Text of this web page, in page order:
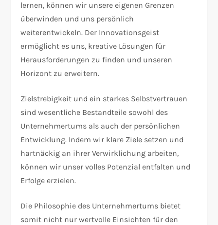
lernen, können wir unsere eigenen Grenzen
überwinden und uns persönlich
weiterentwickeln. Der Innovationsgeist
ermöglicht es uns, kreative Lösungen für
Herausforderungen zu finden und unseren
Horizont zu erweitern.
Zielstrebigkeit und ein starkes Selbstvertrauen
sind wesentliche Bestandteile sowohl des
Unternehmertums als auch der persönlichen
Entwicklung. Indem wir klare Ziele setzen und
hartnäckig an ihrer Verwirklichung arbeiten,
können wir unser volles Potenzial entfalten und
Erfolge erzielen.
Die Philosophie des Unternehmertums bietet
somit nicht nur wertvolle Einsichten für den